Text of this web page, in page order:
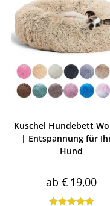
Kuschel Hundebett
| Entspannung für
Hund
ab€ 19,00